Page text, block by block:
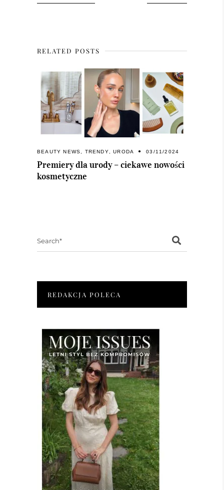
RELATED POSTS
BEAUTY NEWS TRENDY ,URODA 03/11/2024
Premiery dla urody – ciekawe nowości
kosmetyczne
REDAKCJA POLECA